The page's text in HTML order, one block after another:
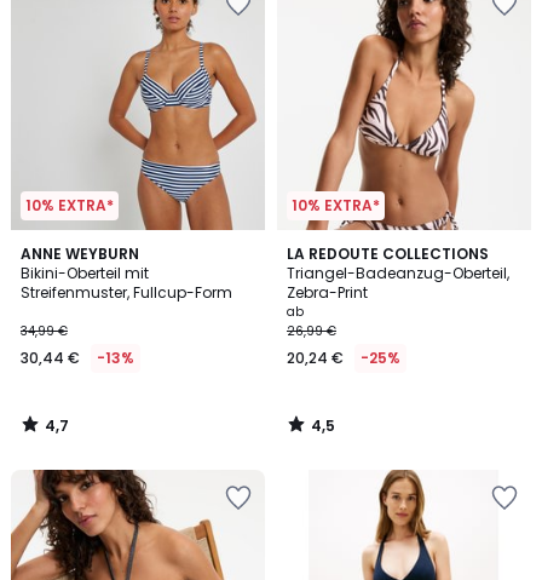
10% EXTRA*
ANNE WEYBURN
Bikini-Oberteil mit
Streifenmuster, Fullcup-Form
34,99 €
30,44 € -13%
4,7
/ 5
4,7
/
10% EXTRA*
LA REDOUTE COLLECTIONS
Triangel-Badeanzug-Oberteil,
Zebra-Print
ab
26,99 €
20,24 € -25%
4,5
/ 5
4,5
/